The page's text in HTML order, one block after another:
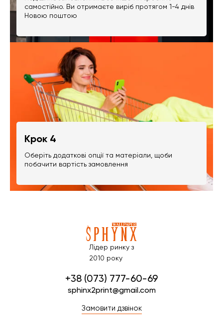
самостійно. Ви отримаєте виріб протягом 1-4 днів
Новою поштою
Крок 4
Оберіть додаткові опції та матеріали, щоби
побачити вартість замовлення
Лідер ринку з
2010 року
+38 (073) 777-60-69
sphinx2print@gmail.com
Замовити дзвінок